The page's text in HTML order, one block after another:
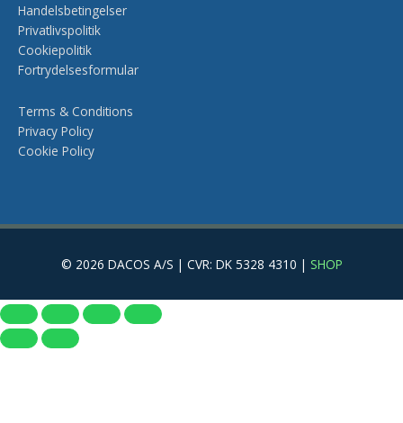
Handelsbetingelser
Privatlivspolitik
Cookiepolitik
Fortrydelsesformular
Terms & Conditions
Privacy Policy
Cookie Policy
© 2026 DACOS A/S | CVR: DK 5328 4310 | SHOP